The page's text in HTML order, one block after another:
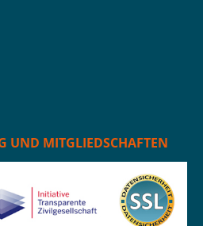
UND MITGLIEDSCHAFTEN